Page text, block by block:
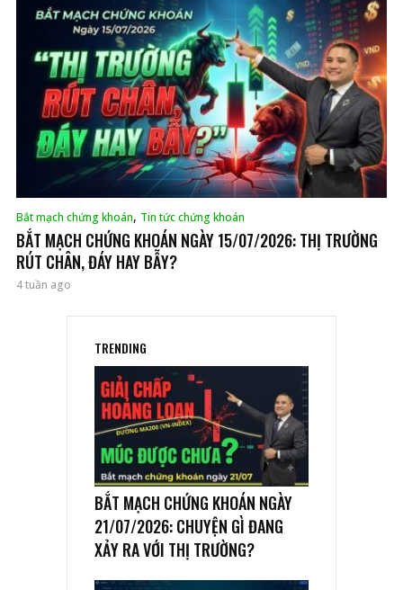
Bắt mạch chứng khoán, Tin tức chứng khoán
BẮT MẠCH CHỨNG KHOÁN NGÀY 15/07/2026: THỊ TRƯỜNG
RÚT CHÂN, ĐÁY HAY BẪY?
4 tuần ago
TRENDING
BẮT MẠCH CHỨNG KHOÁN NGÀY
21/07/2026: CHUYỆN GÌ ĐANG
XẢY RA VỚI THỊ TRƯỜNG?